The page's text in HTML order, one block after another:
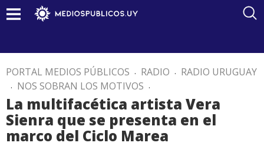
PORTAL MEDIOS PÚBLICOS . RADIO . RADIO URUGUAY
. NOS SOBRAN LOS MOTIVOS .
La multifacética artista Vera
Sienra que se presenta en el
marco del Ciclo Marea